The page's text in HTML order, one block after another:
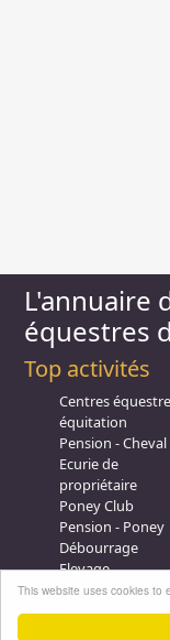
This website uses cookies to
L'annuaire
équestres
Top activités
Centres
équitation
Pension - Cheval
Ecurie de
propriétaire
Poney Club
Pension - Poney
Débourrage
Elevage
Plus d'infos
Professionnel